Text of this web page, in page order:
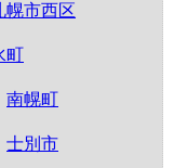
幌市西区
町
南幌町
士別市